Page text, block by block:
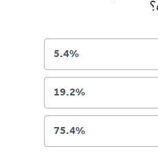
5.4%
19.2%
75.4%